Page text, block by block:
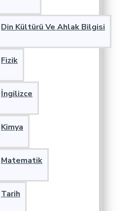
Din Kültürü Ve Ahlak Bilgisi
Fizik
İngilizce
Kimya
Matematik
Tarih